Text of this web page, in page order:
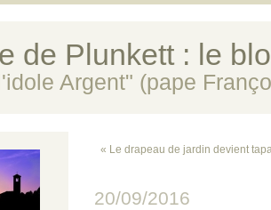
de Plunkett : le
Argent" (pape
« Le drapeau de jardin devient
20/09/2016